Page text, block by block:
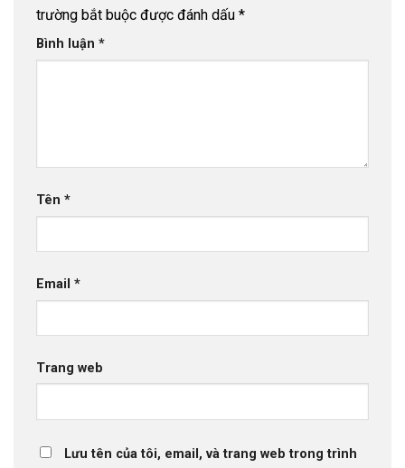
trường bắt buộc được đánh dấu *
Bình luận *
Tên *
Email *
Trang web
Lưu tên của tôi, email, và trang web trong trình